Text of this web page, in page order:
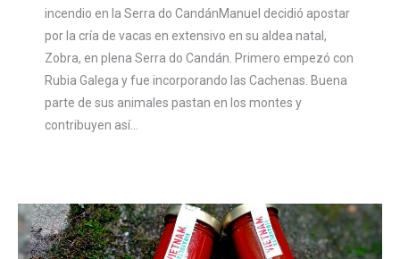
incendio en la Serra do CandánManuel decidió apostar
por la cría de vacas en extensivo en su aldea natal,
Zobra, en plena Serra do Candán. Primero empezó con
Rubia Galega y fue incorporando las Cachenas. Buena
parte de sus animales pastan en los montes y
contribuyen así…